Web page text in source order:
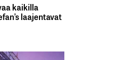
kaikilla
laajentavat